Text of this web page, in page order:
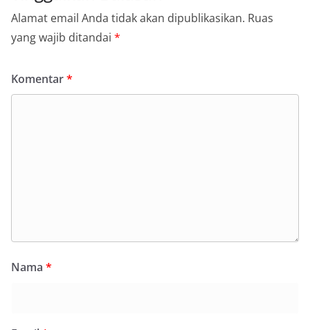
Alamat email Anda tidak akan dipublikasikan. Ruas
yang wajib ditandai *
Komentar*
Nama *